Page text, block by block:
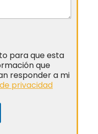
para que esta
que
responder a mi
privacidad